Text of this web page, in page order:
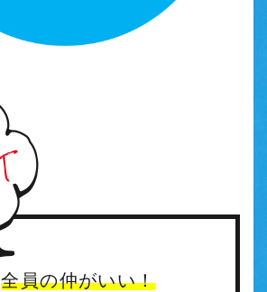
全員の仲がいい！